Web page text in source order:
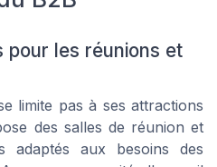
pour les réunions et
limite pas à ses attractions
des salles de réunion et
adaptés aux besoins des